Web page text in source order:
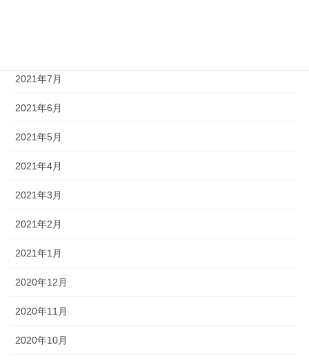
2021年7月
2021年6月
2021年5月
2021年4月
2021年3月
2021年2月
2021年1月
2020年12月
2020年11月
2020年10月